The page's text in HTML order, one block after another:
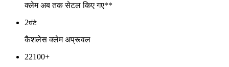
क्लेम अब तक सेटल किए गए**
2घंटे
कैशलेस क्लेम अप्रूवल
22100+